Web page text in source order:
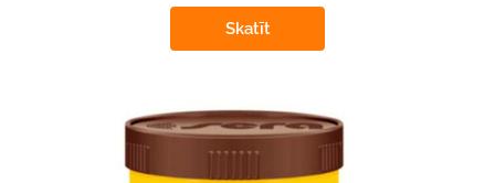
Skatīt